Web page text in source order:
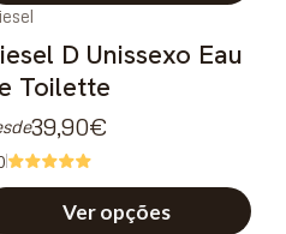
D Unissexo Eau
Toilette
39,90€
Ver opções